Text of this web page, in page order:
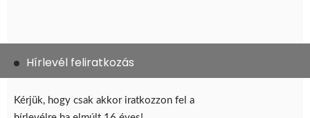
Hírlevél feliratkozás